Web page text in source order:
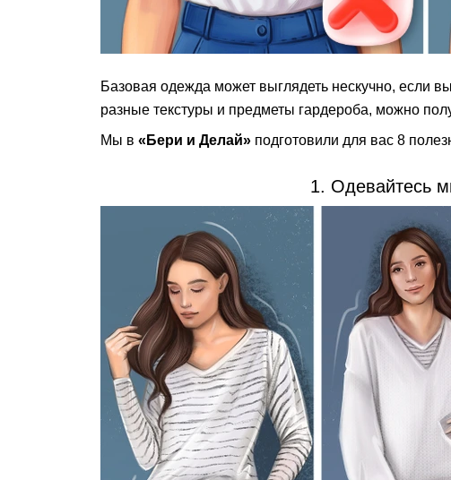
Базовая одежда может выглядеть нескучно, если
разные текстуры и предметы гардероба, можно
Мы в «Бери и Делай» подготовили для вас 8
1. Одевайтесь